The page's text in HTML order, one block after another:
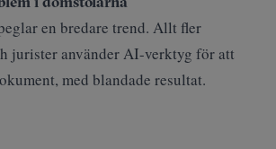
en bredare trend. Allt fler
jurister använder AI-verktyg för att
med blandade resultat.